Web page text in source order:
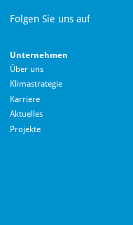
Folgen Sie uns auf
Unternehmen
Über uns
Klimastrategie
Karriere
Aktuelles
Projekte